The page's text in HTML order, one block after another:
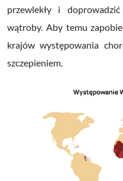
przewlekły i
wątroby. Aby temu
krajów występowania
szczepieniem.